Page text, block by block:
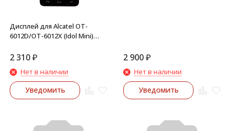
Дисплей для Alcatel OT-
6012D/OT-6012X (Idol Mini)
2 310₽
Нет в наличии
Уведомить
2 900₽
Нет в наличии
Уведомить